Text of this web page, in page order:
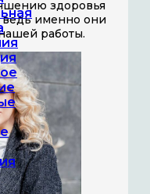
здоровья
ведь именно они
работы.